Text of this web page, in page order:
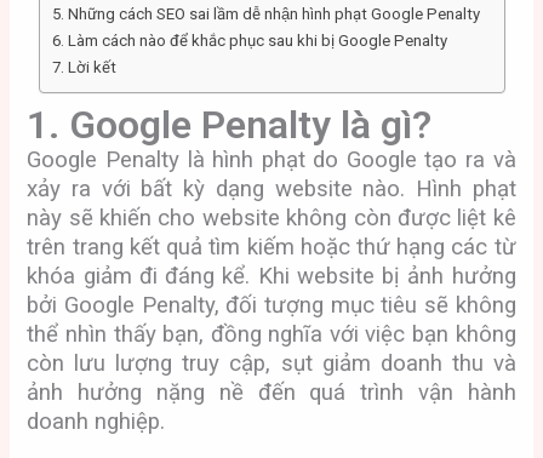
5. Những cách SEO sai lầm dễ nhận hình phạt Google Penalty
6. Làm cách nào để khắc phục sau khi bị Google Penalty
7. Lời kết
1. Google Penalty là gì?
Google Penalty là hình phạt do Google tạo ra và
xảy ra với bất kỳ dạng website nào. Hình phạt
này sẽ khiến cho website không còn được liệt kê
trên trang kết quả tìm kiếm hoặc thứ hạng các từ
khóa giảm đi đáng kể. Khi website bị ảnh hưởng
bởi Google Penalty, đối tượng mục tiêu sẽ không
thể nhìn thấy bạn, đồng nghĩa với việc bạn không
còn lưu lượng truy cập, sụt giảm doanh thu và
ảnh hưởng nặng nề đến quá trình vận hành
doanh nghiệp.